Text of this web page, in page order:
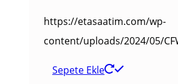
https://etasaatim.com/wp-
content/uploads/2024/05/
Sepete Ekle